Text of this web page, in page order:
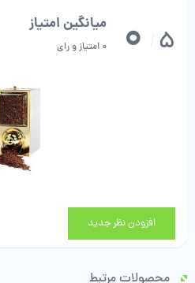
5
0 میانگین امتیاز
0 امتیاز و رای
افزودن نظر جدید
محصولات مرتبط